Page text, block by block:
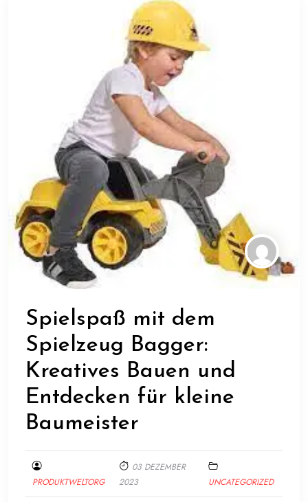
Spielspaß mit dem
Spielzeug Bagger:
Kreatives Bauen und
Entdecken für kleine
Baumeister
PRODUKTWELTORG
03 DEZEMBER
2023
UNCATEGORIZED